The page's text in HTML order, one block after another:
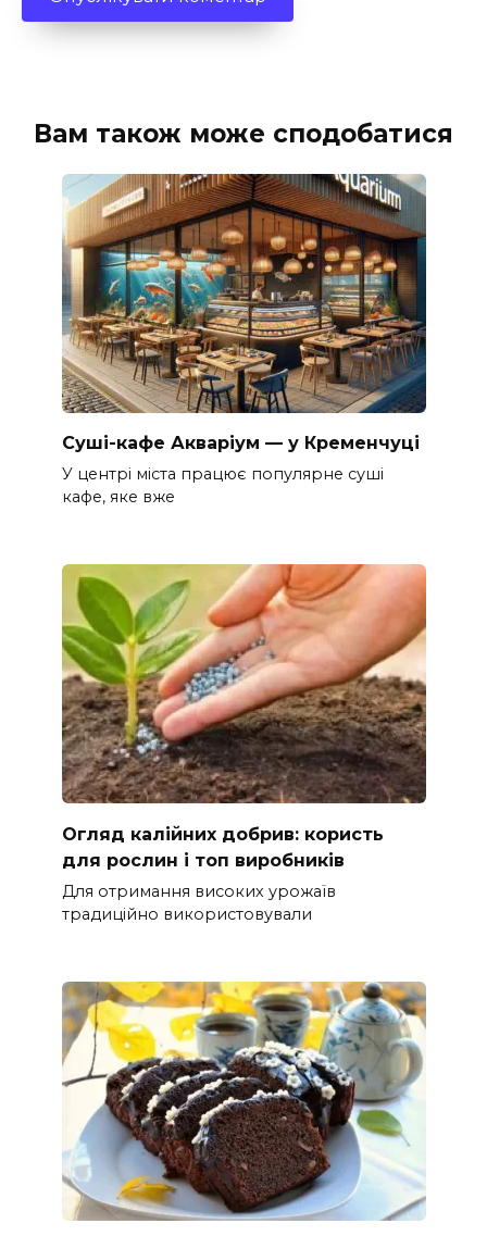
Вам також може сподобатися
Суші-кафе Акваріум — у Кременчуці
У центрі міста працює популярне суші
кафе, яке вже
Огляд калійних добрив: користь
для рослин і топ виробників
Для отримання високих урожаїв
традиційно використовували